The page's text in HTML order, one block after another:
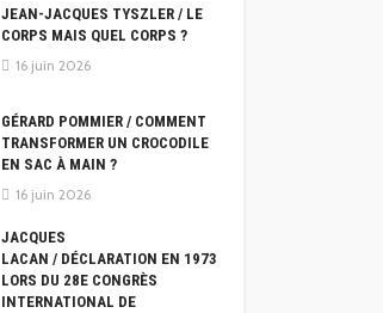
JEAN-JACQUES TYSZLER / LE
CORPS MAIS QUEL CORPS ?
16 juin 2026
GÉRARD POMMIER / COMMENT
TRANSFORMER UN CROCODILE
EN SAC À MAIN ?
16 juin 2026
JACQUES
LACAN / DÉCLARATION EN 1973
LORS DU 28E CONGRÈS
INTERNATIONAL DE